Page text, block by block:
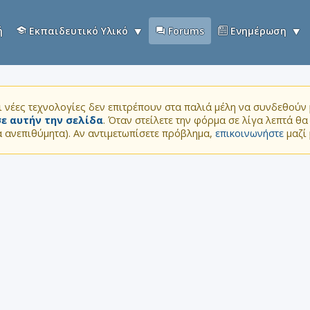
Εκπαιδευτικό Υλικό Forums Ενημέρωση
τεχνολογίες δεν επιτρέπουν στα παλιά μέλη να
αυτήν την σελίδα. Όταν στείλετε την φόρμα σε λίγα λεπτά
Αν αντιμετωπίσετε πρόβλημα, επικοινωνήστε μαζί